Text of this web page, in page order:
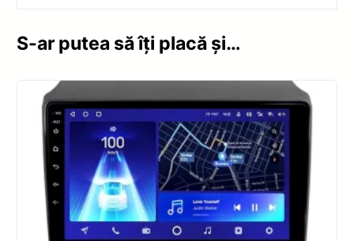
S-ar putea să îți placă și…